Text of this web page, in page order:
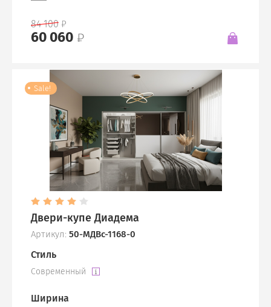
84 100
60 060
Sale!
Двери-купе Диадема
Артикул: 50-МДВс-1168-0
Стиль
Современный
Ширина